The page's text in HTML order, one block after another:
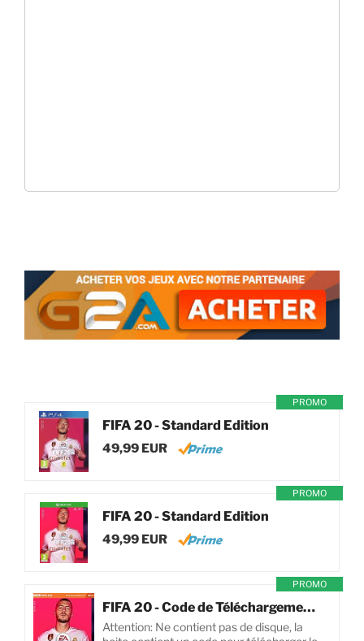
PROMO
FIFA 20 - Standard Edition
49,99 EUR
PROMO
FIFA 20 - Standard Edition
49,99 EUR
PROMO
FIFA 20 - Code de Téléchargement pour PC
Attention: Ne contient pas de disque, la